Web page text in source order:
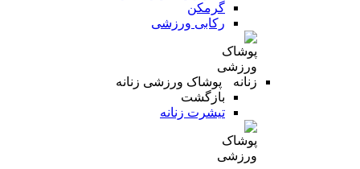
گرمکن
رکابی ورزشی
پوشاک ورزشی زنانه
بازگشت
تیشرت زنانه